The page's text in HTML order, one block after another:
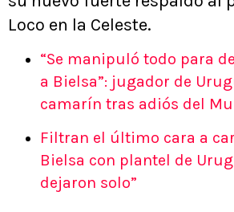
Loco en la Celeste.
“Se manipuló todo para
a Bielsa”: jugador de
camarín tras adiós del
Filtran el último cara a
Bielsa con plantel de
dejaron solo”